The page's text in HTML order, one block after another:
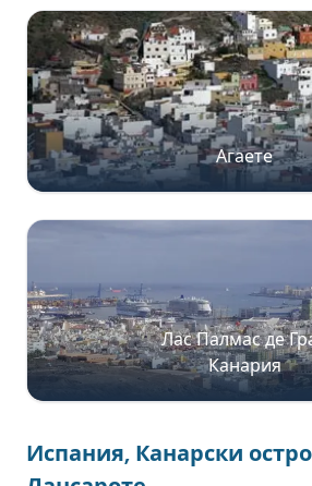
Агаете
Лас Палмас де
Канария
Испания, Канарски